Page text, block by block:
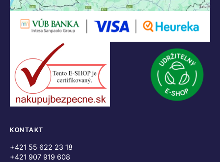
KONTAKT
+421 55 622 23 18
+421 907 919 608